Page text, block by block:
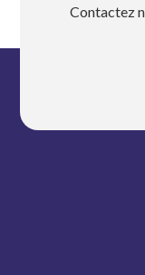
Contactez